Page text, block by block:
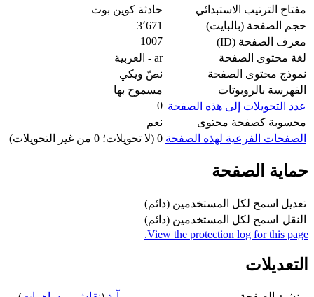
مفتاح الترتيب الاستبدائي
حادثة كوين بوت
حجم الصفحة (بالبايت)
3٬671
معرف الصفحة (ID)
1007
لغة محتوى الصفحة
ar - العربية
نموذج محتوى الصفحة
نصّ ويكي
الفهرسة بالروبوتات
مسموح بها
عدد التحويلات إلى هذه الصفحة 0
محسوبة كصفحة محتوى
نعم
الصفحات الفرعية لهذه الصفحة 0 (لا تحويلات؛ 0 من غير التحويلات)
حماية الصفحة
تعديل اسمح لكل المستخدمين (دائم)
النقل
اسمح لكل المستخدمين (دائم)
View the protection log for this page.
التعديلات